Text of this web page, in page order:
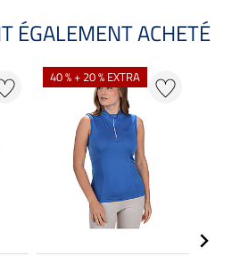
ÉGALEMENT ACHETÉ
40 % + 20 % EXTRA